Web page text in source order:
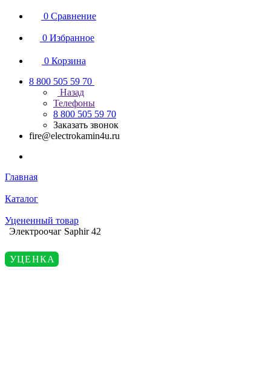
0 Сравнение
0 Избранное
0 Корзина
8 800 505 59 70
Назад
Телефоны
8 800 505 59 70
Заказать звонок
fire@electrokamin4u.ru
Главная
Каталог
Уцененный товар
Электроочаг Saphir 42
УЦЕНКА